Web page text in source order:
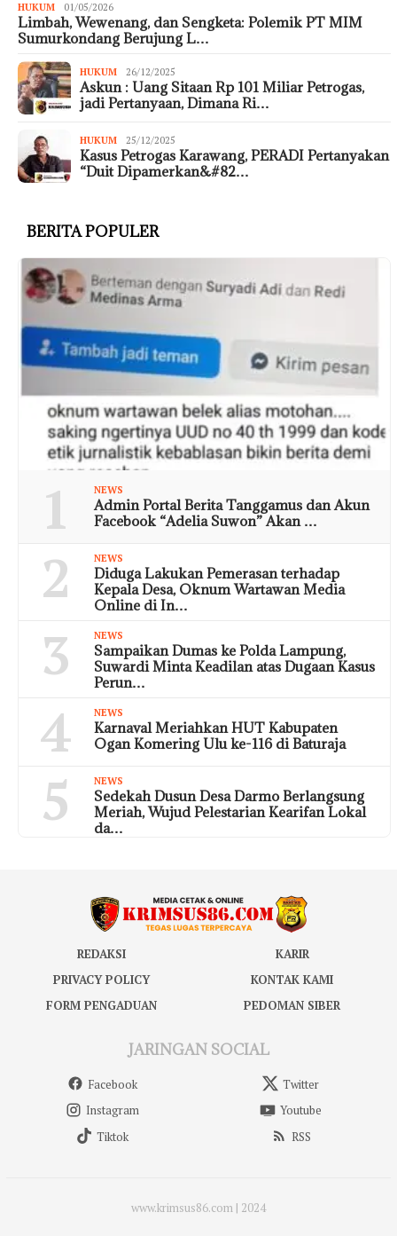
HUKUM 01/05/2026
Limbah, Wewenang, dan Sengketa: Polemik PT MIM
Sumurkondang Berujung L…
HUKUM 26/12/2025
Askun : Uang Sitaan Rp 101 Miliar Petrogas,
jadi Pertanyaan, Dimana Ri…
HUKUM 25/12/2025
Kasus Petrogas Karawang, PERADI Pertanyakan
“Duit Dipamerkan&#82…
BERITA POPULER
1 NEWS
Admin Portal Berita Tanggamus dan Akun
Facebook “Adelia Suwon” Akan …
2 NEWS
Diduga Lakukan Pemerasan terhadap
Kepala Desa, Oknum Wartawan Media
Online di In…
3 NEWS
Sampaikan Dumas ke Polda Lampung,
Suwardi Minta Keadilan atas Dugaan Kasus
Perun…
4 NEWS
Karnaval Meriahkan HUT Kabupaten
Ogan Komering Ulu ke-116 di Baturaja
5 NEWS
Sedekah Dusun Desa Darmo Berlangsung
Meriah, Wujud Pelestarian Kearifan Lokal
da…
REDAKSI
KARIR
PRIVACY POLICY
KONTAK KAMI
FORM PENGADUAN
PEDOMAN SIBER
JARINGAN SOCIAL
Facebook
Twitter
Instagram
Youtube
Tiktok
RSS
www.krimsus86.com | 2024